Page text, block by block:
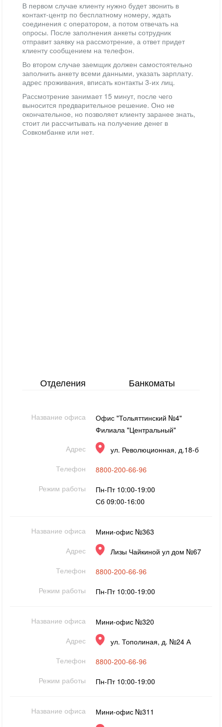
В первом случае клиенту нужно будет звонить в
контакт-центр по бесплатному номеру, ждать
соединения с оператором, а потом отвечать на
опросы. После заполнения анкеты сотрудник
отправит заявку на рассмотрение, а ответ придет
клиенту сообщением на телефон.
Во втором случае заемщик должен самостоятельно
заполнить анкету всеми данными, указать зарплату.
адрес проживания, вписать контакты 3-их лиц.
Рассмотрение занимает 15 минут, после чего
выносится предварительное решение. Оно не
окончательное, но позволяет клиенту заранее знать,
стоит ли рассчитывать на получение денег в
Совкомбанке или нет.
Отделения Банкоматы
Название офиса
Офис "Тольяттинский №4"
Филиала "Центральный"
Адрес
ул. Революционная, д.18-б
Телефон
8800-200-66-96
Режим работы
Пн-Пт 10:00-19:00
Сб 09:00-16:00
Название офиса
Мини-офис №363
Адрес
Лизы Чайкиной ул дом №67
Телефон
8800-200-66-96
Режим работы
Пн-Пт 10:00-19:00
Название офиса
Мини-офис №320
Адрес
ул. Тополиная, д. №24 А
Телефон
8800-200-66-96
Режим работы
Пн-Пт 10:00-19:00
Название офиса
Мини-офис №311